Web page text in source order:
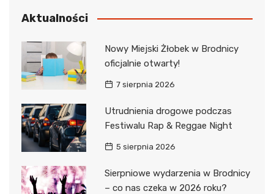
Aktualności
Nowy Miejski Żłobek w Brodnicy
oficjalnie otwarty!
7 sierpnia 2026
Utrudnienia drogowe podczas
Festiwalu Rap & Reggae Night
5 sierpnia 2026
Sierpniowe wydarzenia w Brodnicy
– co nas czeka w 2026 roku?